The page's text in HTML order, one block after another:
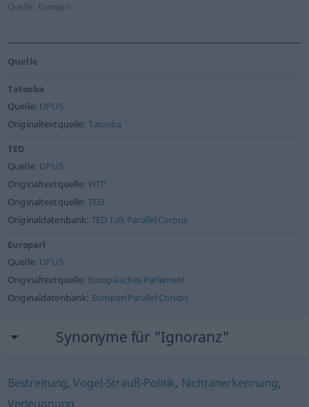
Quelle: Europarl
Quelle
Tatoeba
Quelle: OPUS
Originaltextquelle: Tatoeba
TED
Quelle: OPUS
Originaltextquelle: WIT³
Originaltextquelle: TED
Originaldatenbank: TED Talk Parallel Corpus
Europarl
Quelle: OPUS
Originaltextquelle: Europäisches Parlament
Originaldatenbank: Europarl Parallel Corups
Synonyme für "Ignoranz"
Bestreitung,Vogel-Strauß-Politik, Nichtanerkennung,
Verleugnung